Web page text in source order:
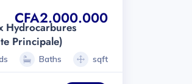
CFA2.000.000
Hydrocarbures
Principale)
Baths sqft